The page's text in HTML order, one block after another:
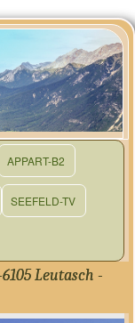
APPART-B2
SEEFELD-TV
Leutasch -